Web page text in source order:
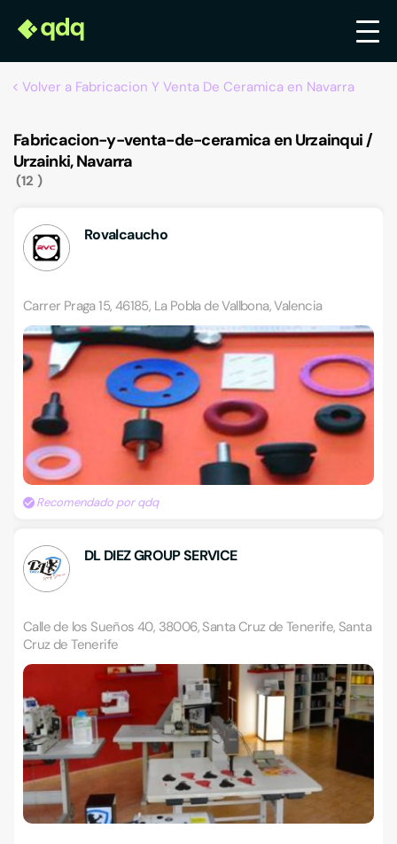
Volver a Fabricacion Y Venta De Ceramica en Navarra
Fabricacion-y-venta-de-ceramica en Urzainqui /
Urzainki, Navarra
12
Rovalcaucho
Carrer Praga 15, 46185, La Pobla de Vallbona, Valencia
Recomendado por qdq
DL DIEZ GROUP SERVICE
Calle de los Sueños 40, 38006, Santa Cruz de Tenerife, Santa
Cruz de Tenerife